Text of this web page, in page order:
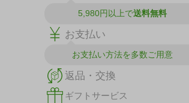
5,980円以上で送料無料
お支払い
お支払い方法を多数ご用意
返品・交換
ギフトサービス